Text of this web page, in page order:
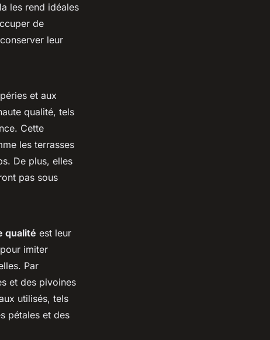
les rend idéales
de
leur
et aux
qualité, tels
Cette
les terrasses
De plus, elles
pas sous
qualité est leur
imiter
Par
et des pivoines
utilisés, tels
pétales et des